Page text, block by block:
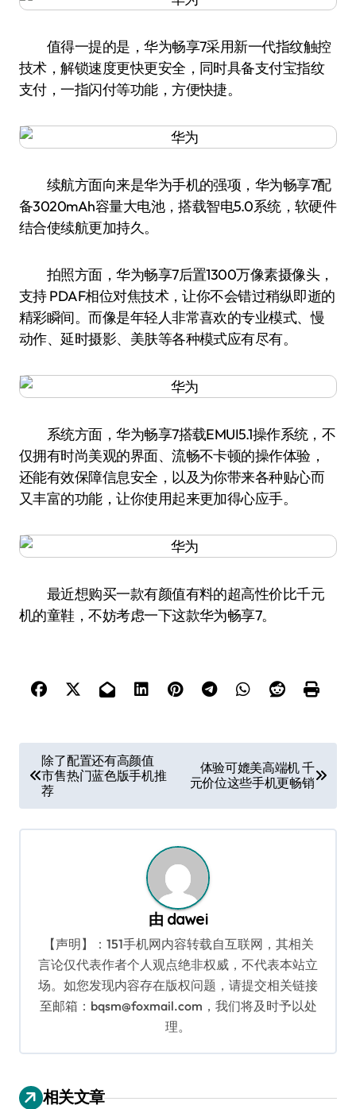
值得一提的是，华为畅享7采用新一代指纹触控
技术，解锁速度更快更安全，同时具备支付宝指纹
支付，一指闪付等功能，方便快捷。
续航方面向来是华为手机的强项，华为畅享7配
备3020mAh容量大电池，搭载智电5.0系统，软硬件
结合使续航更加持久。
拍照方面，华为畅享7后置1300万像素摄像头，
支持 PDAF相位对焦技术，让你不会错过稍纵即逝的
精彩瞬间。而像是年轻人非常喜欢的专业模式、慢
动作、延时摄影、美肤等各种模式应有尽有。
系统方面，华为畅享7搭载EMUI5.1操作系统，不
仅拥有时尚美观的界面、流畅不卡顿的操作体验，
还能有效保障信息安全，以及为你带来各种贴心而
又丰富的功能，让你使用起来更加得心应手。
最近想购买一款有颜值有料的超高性价比千元
机的童鞋，不妨考虑一下这款华为畅享7。
章
导
航
除了配置还有高颜值
市售热门蓝色版手机推
荐
体验可媲美高端机 千
元价位这些手机更畅销
由 dawei
【声明】：151手机网内容转载自互联网，其相关
言论仅代表作者个人观点绝非权威，不代表本站立
场。如您发现内容存在版权问题，请提交相关链接
至邮箱：bqsm@foxmail.com，我们将及时予以处
理。
相关文章